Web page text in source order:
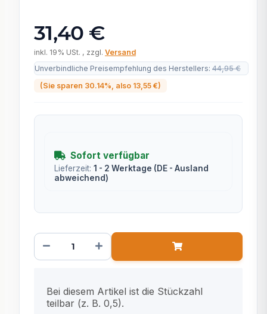
31,40 €
inkl. 19% USt. , zzgl. Versand
Unverbindliche Preisempfehlung des Herstellers: 44,95 €
(Sie sparen 30.14% , also 13,55 €)
Sofort verfügbar
Lieferzeit: 1 - 2 Werktage (DE - Ausland
abweichend)
Bei diesem Artikel ist die Stückzahl
teilbar (z. B. 0,5).